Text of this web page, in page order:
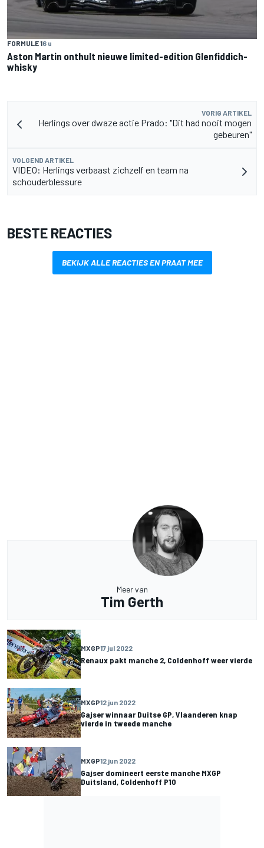
FORMULE 16 u
Aston Martin onthult nieuwe limited-edition Glenfiddich-
whisky
VORIG ARTIKEL
Herlings over dwaze actie Prado: "Dit had nooit mogen
gebeuren"
VOLGEND ARTIKEL
VIDEO: Herlings verbaast zichzelf en team na
schouderblessure
BESTE REACTIES
BEKIJK ALLE REACTIES EN PRAAT MEE
Meer van
Tim Gerth
MXGP17 jul 2022
Renaux pakt manche 2, Coldenhoff weer vierde
MXGP12 jun 2022
Gajser winnaar Duitse GP, Vlaanderen knap
vierde in tweede manche
MXGP12 jun 2022
Gajser domineert eerste manche MXGP
Duitsland, Coldenhoff P10